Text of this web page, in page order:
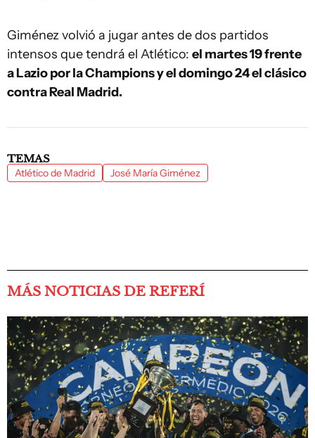
Giménez volvió a jugar antes de dos partidos
intensos que tendrá el Atlético: el martes 19 frente
a Lazio por la Champions y el domingo 24 el clásico
contra Real Madrid.
TEMAS
Atlético de Madrid José María Giménez
MÁS NOTICIAS DE REFERÍ